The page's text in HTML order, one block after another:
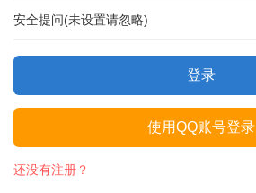
安全提问(未设置请忽略)
登录
使用QQ账号登录
还没有注册？